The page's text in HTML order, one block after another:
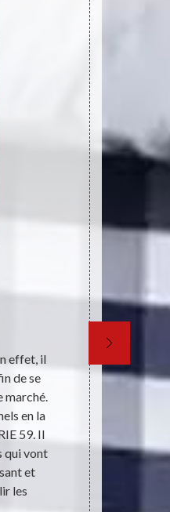
effet, il
de se
en la
59. Il
qui vont
et
les
chambre à
types de